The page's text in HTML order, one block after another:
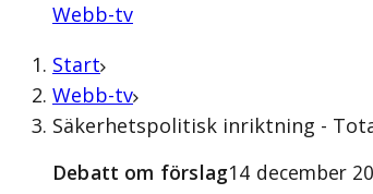
Webb-tv
Start
Webb-tv
Säkerhetspolitisk inriktning -
Debatt om förslag14 december